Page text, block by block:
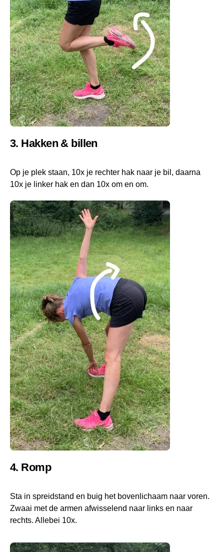
3. Hakken & billen
Op je plek staan, 10x je rechter hak naar je bil, daarna
10x je linker hak en dan 10x om en om.
4. Romp
Sta in spreidstand en buig het bovenlichaam naar voren.
Zwaai met de armen afwisselend naar links en naar
rechts. Allebei 10x.